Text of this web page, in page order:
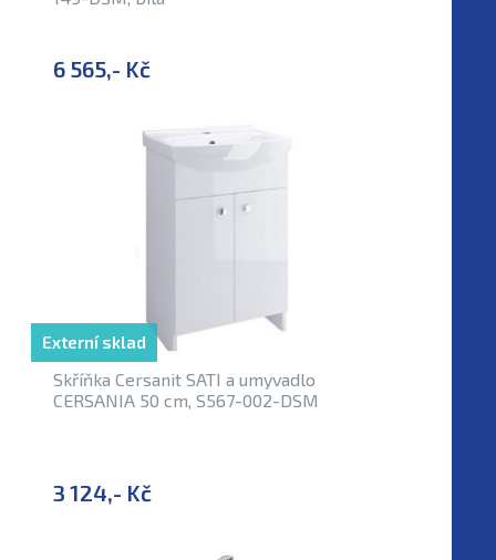
6 565,- Kč
Skříňka Cersanit SATI a umyvadlo
CERSANIA 50 cm, S567-002-DSM
3 124,- Kč
Externí sklad